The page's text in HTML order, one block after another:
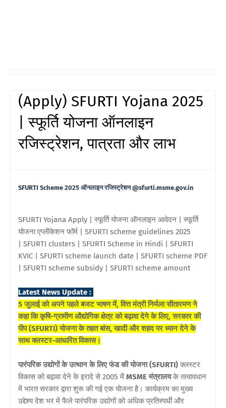
(Apply) SFURTI Yojana 2025
| स्फूर्ति योजना ऑनलाइन
रजिस्ट्रेशन, पात्रता और लाभ
SFURTI Scheme 2025 ऑनलाइन रजिस्ट्रेशन @sfurti.msme.gov.in
SFURTI Yojana Apply | स्फूर्ति योजना ऑनलाइन आवेदन | स्फूर्ति
योजना एप्लीकेशन फॉर्म | SFURTI scheme guidelines 2025
| SFURTI clusters | SFURTI Scheme in Hindi | SFURTI
KVIC | SFURTI scheme launch date | SFURTI scheme PDF
| SFURTI scheme subsidy | SFURTI scheme amount
Latest News Update :
5 जुलाई को अपने पहले बजट भाषण में, वित्त मंत्री निर्मला सीतारमण ने
कहा कि कृषि-ग्रामीण औद्योगिक क्षेत्र को बढ़ावा देने के लिए, सरकार की
पीप (SFURTI) योजना के तहत बांस, खादी और शहद पर ध्यान देने के
साथ क्लस्टर-आधारित विकास।
पारंपरिक उद्योगों के उत्थान के लिए फंड की योजना (SFURTI) क्लस्टर
विकास को बढ़ावा देने के इरादे से 2005 में MSME मंत्रालयके तत्वावधान
में भारत सरकार द्वारा शुरू की गई एक योजना है। कार्यक्रम का मुख्य
उद्देश्य देश भर में फैले पारंपरिक उद्योगों को अधिक प्रतिस्पर्धी और